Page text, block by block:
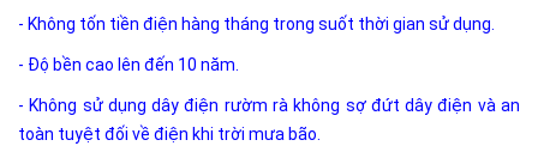
- Không tốn tiền điện hàng tháng trong suốt thời gian sử dụng.
- Độ bền cao lên đến 10 năm.
- Không sử dụng dây điện rườm rà không sợ đứt dây điện và an
toàn tuyệt đối về điện khi trời mưa bão.